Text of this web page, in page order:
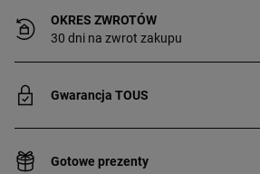
OKRES ZWROTÓW
30 dni na zwrot zakupu
Gwarancja TOUS
Gotowe prezenty